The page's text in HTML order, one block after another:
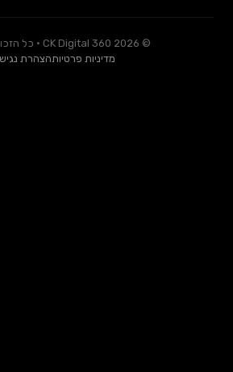
מדיניות פרטיותהצהרת נגישות